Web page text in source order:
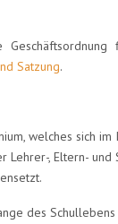
Satzung.
welches sich
Lehrer-, Eltern- und
des